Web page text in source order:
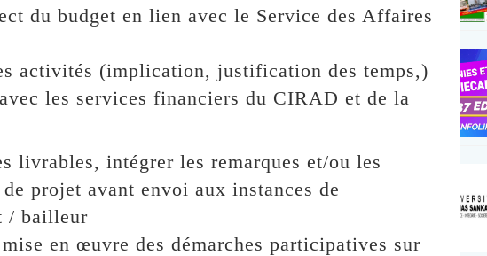
du budget en lien avec le Service des Affaires
activités (implication, justification des temps,)
les services financiers du CIRAD et de la
intégrer les remarques et/ou les
projet avant envoi aux instances de
/ bailleur
en œuvre des démarches participatives sur